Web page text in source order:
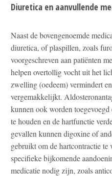
Diuretica en aanvullende
Naast de bovengenoemde
diuretica, of plaspillen, zoals
voorgeschreven aan patiënten
helpen overtollig vocht uit het
zwelling (oedeem) vermindert
vergemakkelijkt.
kunnen ook worden
te houden en de hartfunctie
gevallen kunnen digoxine of
gebruikt om de hartcontractie
specifieke bijkomende
medicatie nodig zijn, zoals